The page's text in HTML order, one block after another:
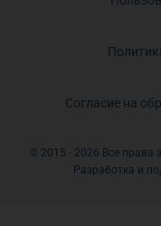
Согласие на
© 2015 - 2026 Все права
Разработка и